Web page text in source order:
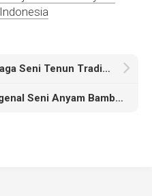
Indonesia
Cara Memahami dan Menjaga Seni Tenun Tradisional di Era Modern
Panduan Lengkap Mengenal Seni Anyam Bambu Tradisional